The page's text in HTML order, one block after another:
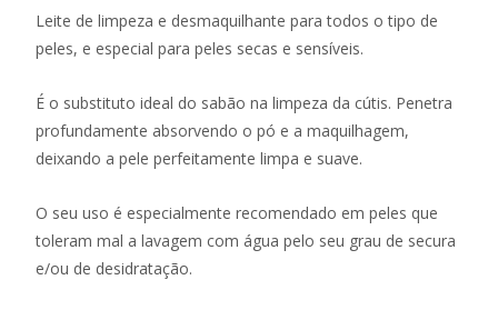
Leite de limpeza e desmaquilhante para todos o tipo de
peles, e especial para peles secas e sensíveis.
É o substituto ideal do sabão na limpeza da cútis. Penetra
profundamente absorvendo o pó e a maquilhagem,
deixando a pele perfeitamente limpa e suave.
O seu uso é especialmente recomendado em peles que
toleram mal a lavagem com água pelo seu grau de secura
e/ou de desidratação.